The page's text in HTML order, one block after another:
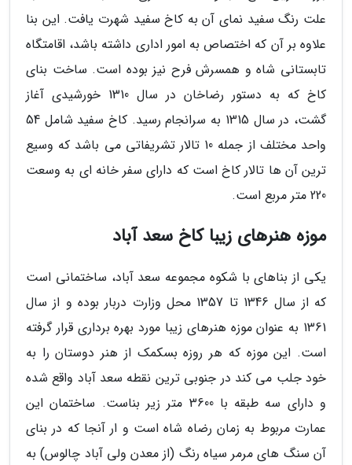
علت رنگ سفید نمای آن به کاخ سفید شهرت یافت. این بنا
علاوه بر آن که اختصاص به امور اداری داشته باشد، اقامتگاه
تابستانی شاه و همسرش فرح نیز بوده است. ساخت بنای
کاخ که به دستور رضاخان در سال 1310 خورشیدی آغاز
گشت، در سال 1315 به سرانجام رسید. کاخ سفید شامل 54
واحد مختلف از جمله 10 تالار تشریفاتی می باشد که وسیع
ترین آن ها تالار کاخ است که دارای سفر خانه­ ای به وسعت
220 متر مربع است.
موزه هنرهای زیبا کاخ سعد آباد
یکی از بناهای با شکوه مجموعه سعد آباد، ساختمانی است
که از سال 1346 تا 1357 محل وزارت دربار بوده و از سال
1361 به عنوان موزه هنرهای زیبا مورد بهره برداری قرار گرفته
است. این موزه که هر روزه بسکمک از هنر دوستان را به
خود جلب می کند در جنوبی ترین نقطه سعد آباد واقع شده
و دارای سه طبقه با 3600 متر زیر بناست. ساختمان این
عمارت مربوط به زمان رضاه شاه است و ار آنجا که در بنای
آن سنگ های مرمر سیاه رنگ (از معدن ولی آباد چالوس) به